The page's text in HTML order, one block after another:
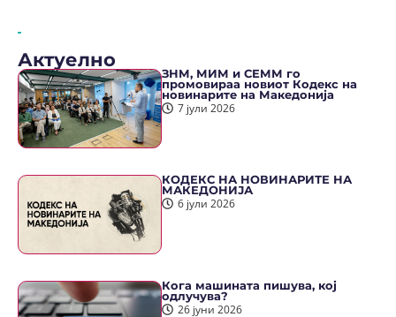
Актуелно
ЗНМ, МИМ и СЕММ го
промовираа новиот Кодекс на
новинарите на Македонија
7 јули 2026
КОДЕКС НА НОВИНАРИТЕ НА
МАКЕДОНИЈА
6 јули 2026
Кога машината пишува, кој
одлучува?
26 јуни 2026